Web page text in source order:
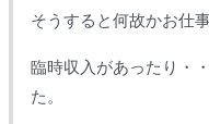
そうすると何故かお仕
臨時収入があったり・
た。